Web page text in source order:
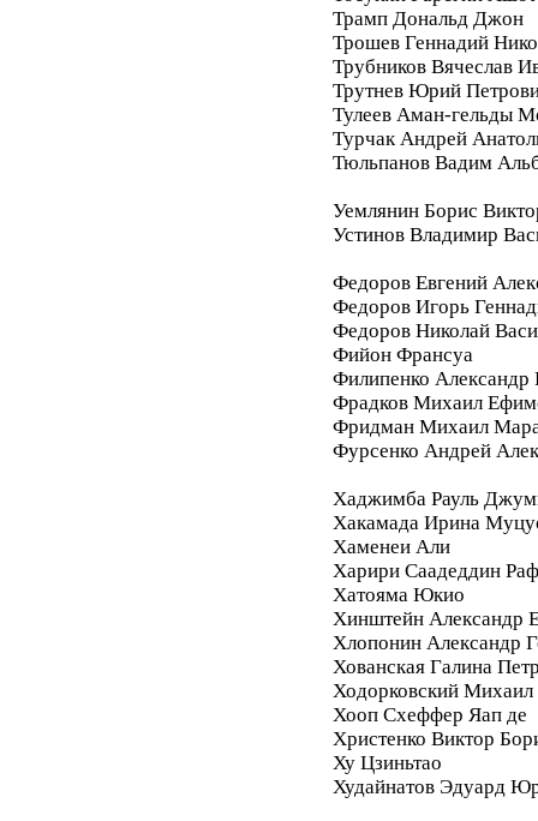
Трамп Дональд Джон
Трошев Геннадий
Трубников Вячеслав
Трутнев Юрий
Тулеев Аман-гельды
Турчак Андрей
Тюльпанов Вадим
Уемлянин Борис
Устинов Владимир
Федоров Евгений
Федоров Игорь
Федоров Николай
Фийон Франсуа
Филипенко Александр
Фрадков Михаил
Фридман Михаил
Фурсенко Андрей
Хаджимба Рауль
Хакамада Ирина
Хаменеи Али
Харири Саадеддин
Хатояма Юкио
Хинштейн Александр
Хлопонин Александр
Хованская Галина
Ходорковский Михаил
Хооп Схеффер Яап де
Христенко Виктор
Ху Цзиньтао
Худайнатов Эдуард